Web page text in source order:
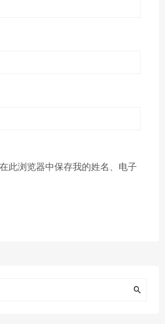
此浏览器中保存我的姓名、电子